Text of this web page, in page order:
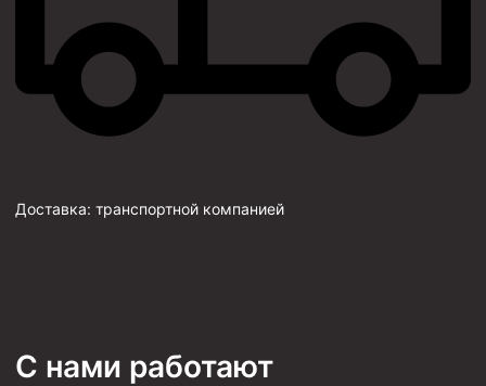
Доставка: транспортной компанией
С нами работают